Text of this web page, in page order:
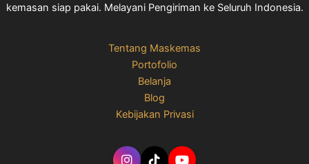
kemasan siap pakai. Melayani Pengiriman ke Seluruh Indonesia.
Tentang Maskemas
Portofolio
Belanja
Blog
Kebijakan Privasi